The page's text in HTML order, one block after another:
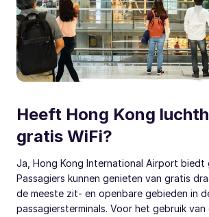
Heeft Hong Kong
gratis WiFi?
Ja, Hong Kong International Airport biedt
Passagiers kunnen genieten van gratis
de meeste zit- en openbare gebieden in
passagiersterminals. Voor het gebruik van